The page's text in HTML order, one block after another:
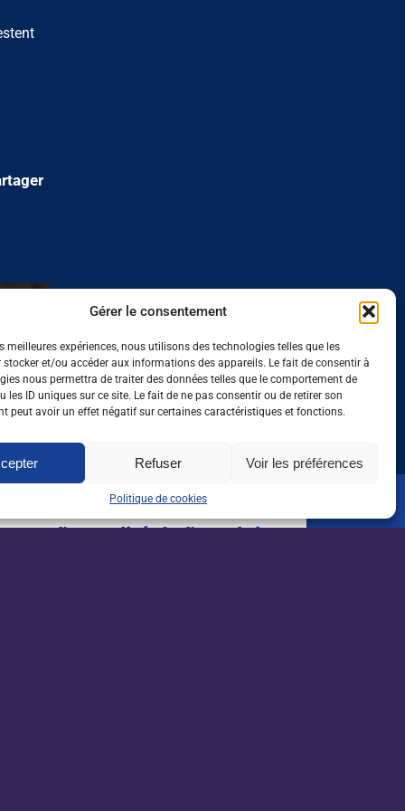
Gérer le consentement
meilleures expériences, nous utilisons des technologies telles que les
stocker et/ou accéder aux informations des appareils. Le fait de consentir à
nous permettra de traiter des données telles que le comportement de
les ID uniques sur ce site. Le fait de ne pas consentir ou de retirer son
peut avoir un effet négatif sur certaines caractéristiques et fonctions.
Refuser Voir les préférences
Politique de cookies
emploi : quand
un obstacle à
22/05/26
Le SMIC
% au 1er juin 2026
l'actualité de l'emploi